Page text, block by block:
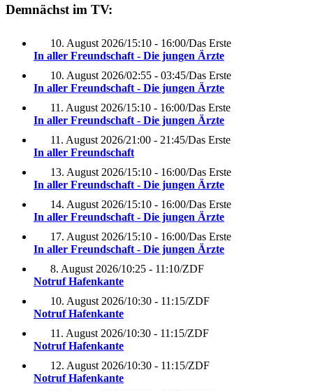
Demnächst im TV:
10. August 2026/15:10 - 16:00/Das Erste
In aller Freundschaft - Die jungen Ärzte
10. August 2026/02:55 - 03:45/Das Erste
In aller Freundschaft - Die jungen Ärzte
11. August 2026/15:10 - 16:00/Das Erste
In aller Freundschaft - Die jungen Ärzte
11. August 2026/21:00 - 21:45/Das Erste
In aller Freundschaft
13. August 2026/15:10 - 16:00/Das Erste
In aller Freundschaft - Die jungen Ärzte
14. August 2026/15:10 - 16:00/Das Erste
In aller Freundschaft - Die jungen Ärzte
17. August 2026/15:10 - 16:00/Das Erste
In aller Freundschaft - Die jungen Ärzte
8. August 2026/10:25 - 11:10/ZDF
Notruf Hafenkante
10. August 2026/10:30 - 11:15/ZDF
Notruf Hafenkante
11. August 2026/10:30 - 11:15/ZDF
Notruf Hafenkante
12. August 2026/10:30 - 11:15/ZDF
Notruf Hafenkante